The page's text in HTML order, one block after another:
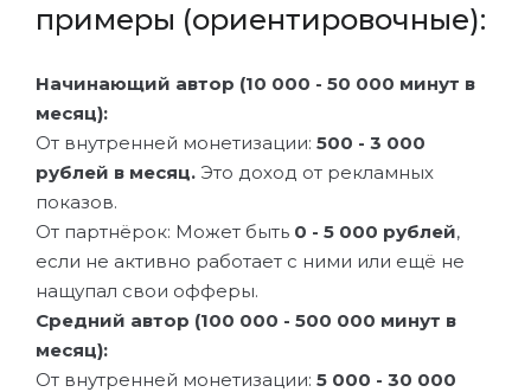
примеры (ориентировочные):
Начинающий автор (10 000 - 50 000 минут в
месяц):
От внутренней монетизации: 500 - 3 000
рублей в месяц. Это доход от рекламных
показов.
От партнёрок: Может быть 0 - 5 000 рублей,
если не активно работает с ними или ещё не
нащупал свои офферы.
Средний автор (100 000 - 500 000 минут в
месяц):
От внутренней монетизации: 5 000 - 30 000